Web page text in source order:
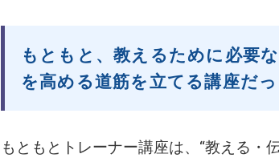
もともと、教えるために必要
を高める道筋を立てる講座だっ
もともとトレーナー講座は、“教える・